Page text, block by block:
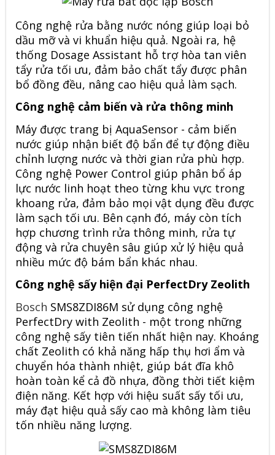
Công nghệ rửa bằng nước nóng giúp loại bỏ
dầu mỡ và vi khuẩn hiệu quả. Ngoài ra, hệ
thống Dosage Assistant hỗ trợ hòa tan viên
tẩy rửa tối ưu, đảm bảo chất tẩy được phân
bổ đồng đều, nâng cao hiệu quả làm sạch.
Công nghệ cảm biến và rửa thông minh
Máy được trang bị AquaSensor - cảm biến
nước giúp nhận biết độ bẩn để tự động điều
chỉnh lượng nước và thời gian rửa phù hợp.
Công nghệ Power Control giúp phân bổ áp
lực nước linh hoạt theo từng khu vực trong
khoang rửa, đảm bảo mọi vật dụng đều được
làm sạch tối ưu. Bên cạnh đó, máy còn tích
hợp chương trình rửa thông minh, rửa tự
động và rửa chuyên sâu giúp xử lý hiệu quả
nhiều mức độ bám bẩn khác nhau.
Công nghệ sấy hiện đại PerfectDry Zeolith
Bosch SMS8ZDI86M sử dụng công nghệ
PerfectDry with Zeolith - một trong những
công nghệ sấy tiên tiến nhất hiện nay. Khoáng
chất Zeolith có khả năng hấp thụ hơi ẩm và
chuyển hóa thành nhiệt, giúp bát đĩa khô
hoàn toàn kể cả đồ nhựa, đồng thời tiết kiệm
điện năng. Kết hợp với hiệu suất sấy tối ưu,
máy đạt hiệu quả sấy cao mà không làm tiêu
tốn nhiều năng lượng.